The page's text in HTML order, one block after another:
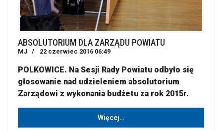
ABSOLUTORIUM DLA ZARZĄDU POWIATU
MJ 22 czerwiec 2016 06:49
POLKOWICE. Na Sesji Rady Powiatu odbyło się
głosowanie nad udzieleniem absolutorium
Zarządowi z wykonania budżetu za rok 2015r.
Więcej…